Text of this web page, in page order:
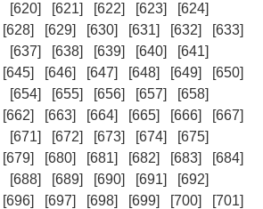
[620] [621] [622] [623]
[624]
[628] [629] [630] [631] [632]
[633]
[637] [638] [639] [640]
[641]
[645] [646] [647] [648] [649]
[650]
[654] [655] [656] [657]
[658]
[662] [663] [664] [665] [666]
[667]
[671] [672] [673] [674]
[675]
[679] [680] [681] [682] [683]
[684]
[688] [689] [690] [691]
[692]
[696] [697] [698] [699] [700]
[701]